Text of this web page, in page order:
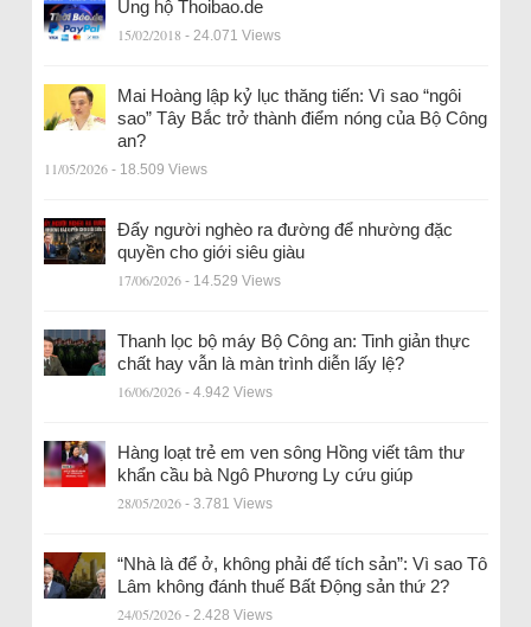
Ủng hộ Thoibao.de
15/02/2018 - 24.071 Views
Mai Hoàng lập kỷ lục thăng tiến: Vì sao “ngôi
sao” Tây Bắc trở thành điểm nóng của Bộ Công
an?
11/05/2026 - 18.509 Views
Đẩy người nghèo ra đường để nhường đặc
quyền cho giới siêu giàu
17/06/2026 - 14.529 Views
Thanh lọc bộ máy Bộ Công an: Tinh giản thực
chất hay vẫn là màn trình diễn lấy lệ?
16/06/2026 - 4.942 Views
Hàng loạt trẻ em ven sông Hồng viết tâm thư
khẩn cầu bà Ngô Phương Ly cứu giúp
28/05/2026 - 3.781 Views
“Nhà là để ở, không phải để tích sản”: Vì sao Tô
Lâm không đánh thuế Bất Động sản thứ 2?
24/05/2026 - 2.428 Views